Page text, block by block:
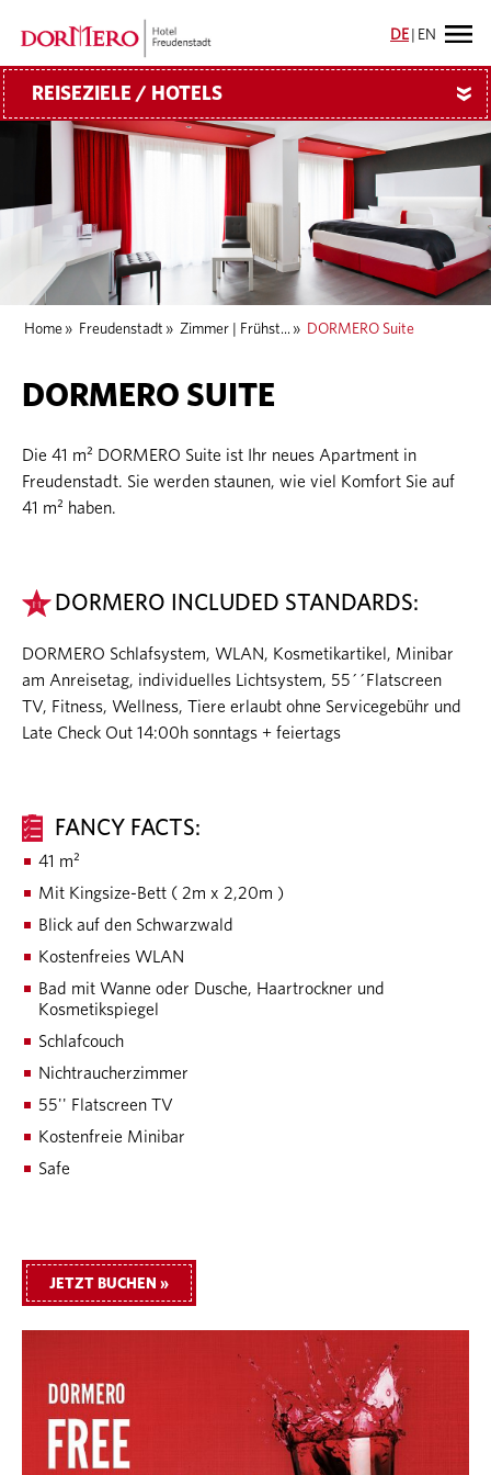
DE EN
REISEZIELE / HOTELS »
Home » Freudenstadt » Zimmer | Frühst... » DORMERO Suite
DORMERO SUITE
Die 41 m² DORMERO Suite ist Ihr neues Apartment in
Freudenstadt. Sie werden staunen, wie viel Komfort Sie auf
41 m² haben.
DORMERO INCLUDED STANDARDS:
DORMERO Schlafsystem, WLAN, Kosmetikartikel, Minibar
am Anreisetag, individuelles Lichtsystem, 55´´Flatscreen
TV, Fitness, Wellness, Tiere erlaubt ohne Servicegebühr und
Late Check Out 14:00h sonntags + feiertags
FANCY FACTS:
41 m²
Mit Kingsize-Bett ( 2m x 2,20m )
Blick auf den Schwarzwald
Kostenfreies WLAN
Bad mit Wanne oder Dusche, Haartrockner und
Kosmetikspiegel
Schlafcouch
Nichtraucherzimmer
55'' Flatscreen TV
Kostenfreie Minibar
Safe
JETZT BUCHEN »